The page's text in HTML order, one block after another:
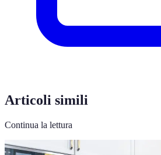
Articoli simili
Continua la lettura